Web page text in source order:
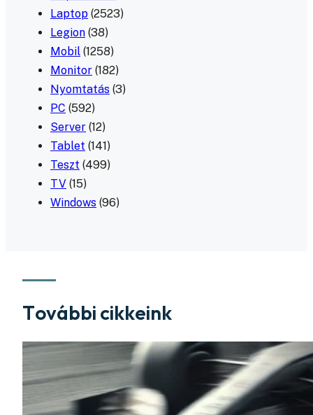
Laptop (2523)
Legion (38)
Mobil (1258)
Monitor (182)
Nyomtatás (3)
PC (592)
Server (12)
Tablet (141)
Teszt (499)
TV (15)
Windows (96)
További cikkeink